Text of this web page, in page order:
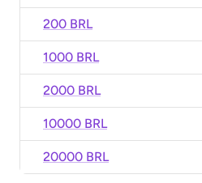
200 BRL
1000 BRL
2000 BRL
10000 BRL
20000 BRL